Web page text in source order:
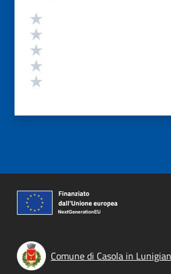
Valutazione
Comune di Casola in